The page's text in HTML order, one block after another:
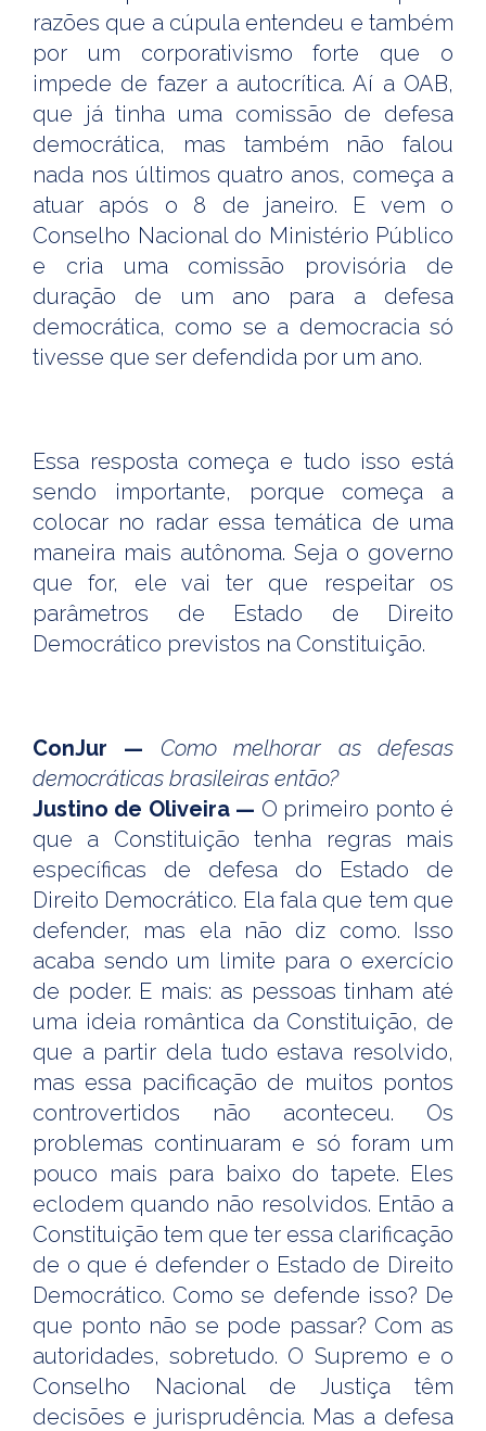
razões que a cúpula entendeu e também
por um corporativismo forte que o
impede de fazer a autocrítica. Aí a OAB,
que já tinha uma comissão de defesa
democrática, mas também não falou
nada nos últimos quatro anos, começa a
atuar após o 8 de janeiro. E vem o
Conselho Nacional do Ministério Público
e cria uma comissão provisória de
duração de um ano para a defesa
democrática, como se a democracia só
tivesse que ser defendida por um ano.
Essa resposta começa e tudo isso está
sendo importante, porque começa a
colocar no radar essa temática de uma
maneira mais autônoma. Seja o governo
que for, ele vai ter que respeitar os
parâmetros de Estado de Direito
Democrático previstos na Constituição.
ConJur — Como melhorar as defesas
democráticas brasileiras então?
Justino de Oliveira — O primeiro ponto é
que a Constituição tenha regras mais
específicas de defesa do Estado de
Direito Democrático. Ela fala que tem que
defender, mas ela não diz como. Isso
acaba sendo um limite para o exercício
de poder. E mais: as pessoas tinham até
uma ideia romântica da Constituição, de
que a partir dela tudo estava resolvido,
mas essa pacificação de muitos pontos
controvertidos não aconteceu. Os
problemas continuaram e só foram um
pouco mais para baixo do tapete. Eles
eclodem quando não resolvidos. Então a
Constituição tem que ter essa clarificação
de o que é defender o Estado de Direito
Democrático. Como se defende isso? De
que ponto não se pode passar? Com as
autoridades, sobretudo. O Supremo e o
Conselho Nacional de Justiça têm
decisões e jurisprudência. Mas a defesa